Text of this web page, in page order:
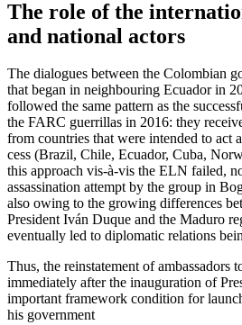
The role of the
and national actors
The dialogues between the Colombian
that began in neigh­bouring Ecuador in
followed the same pattern as the
the FARC guerrillas in 2016: they
from countries that were intended to act
cess (Brazil, Chile, Ecuador, Cuba,
this approach vis-à-vis the ELN failed,
assas­­sination attempt by the group in
also owing to the growing differences
Presi­dent Iván Duque and the Maduro
even­tually led to diplo­matic relations
Thus, the reinstatement of ambassadors
immediately after the in­auguration of
important framework condition for
his government